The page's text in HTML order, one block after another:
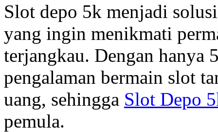
Slot depo 5k menjadi
yang ingin menikmati
terjangkau. Dengan hanya
pengalaman bermain slot
uang, sehingga Slot Depo
pemula.